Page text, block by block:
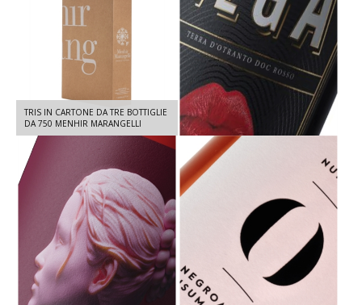
TRIS IN CARTONE DA TRE BOTTIGLIE
DA 750 MENHIR MARANGELLI
VEGA DOC TERRA D'OTRANTO -
ROSSO RISERVA 2022 - 750 ML